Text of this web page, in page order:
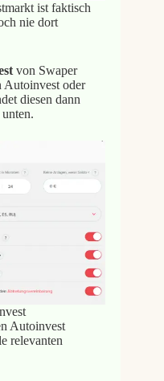
ist faktisch
nie dort
von Swaper
Autoinvest oder
diesen dann
Autoinvest
relevanten